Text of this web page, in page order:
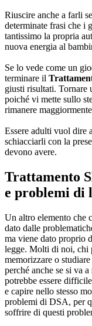
Riuscire anche a farli
determinate frasi che i
tantissimo la propria
nuova energia al
Se lo vede come un
terminare il
giusti risultati. Tornare
poiché vi mette sullo
rimanere
Essere adulti vuol dire
schiacciarli con la
devono avere.
Trattamento
e problemi di
Un altro elemento che
dato dalle
ma viene dato proprio
legge. Molti di noi, chi
memorizzare o
perché anche se si va
potrebbe essere
e capire nello stesso
problemi di DSA, per
soffrire di questi